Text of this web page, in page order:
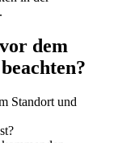
dem
Standort und